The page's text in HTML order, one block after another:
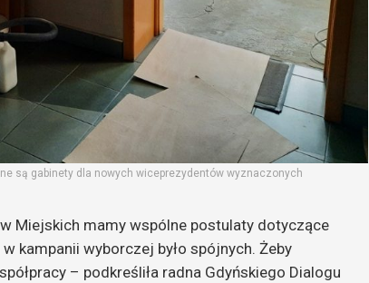
są gabinety dla nowych wiceprezydentów wyznaczonych
Miejskich mamy wspólne postulaty dotyczące
kampanii wyborczej było spójnych. Żeby
– podkreśliła radna Gdyńskiego Dialogu